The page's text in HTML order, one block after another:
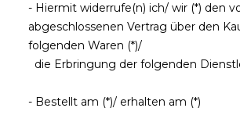
- Hiermit widerrufe(n) ich/ wir (*) den
abgeschlossenen Vertrag über den
folgenden Waren (*)/
die Erbringung der folgenden
- Bestellt am (*)/ erhalten am (*)